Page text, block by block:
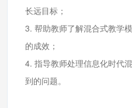
长远目标；
3. 帮助教师了解混合式教学
的成效；
4. 指导教师处理信息化时代
到的问题。